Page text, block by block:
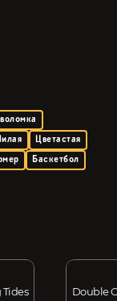
Цветастая
Баскетбол
Tides Double